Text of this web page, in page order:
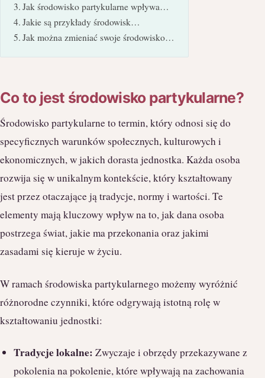
Jak środowisko partykularne wpływa…
Jakie są przykłady środowisk…
Jak można zmieniać swoje środowisko…
Co to jest środowisko partykularne?
Środowisko partykularne to termin, który odnosi się do
specyficznych warunków społecznych, kulturowych i
ekonomicznych, w jakich dorasta jednostka. Każda osoba
rozwija się w unikalnym kontekście, który kształtowany
jest przez otaczające ją tradycje, normy i wartości. Te
elementy mają kluczowy wpływ na to, jak dana osoba
postrzega świat, jakie ma przekonania oraz jakimi
zasadami się kieruje w życiu.
W ramach środowiska partykularnego możemy wyróżnić
różnorodne czynniki, które odgrywają istotną rolę w
kształtowaniu jednostki:
Tradycje lokalne: Zwyczaje i obrzędy przekazywane z
pokolenia na pokolenie, które wpływają na zachowania